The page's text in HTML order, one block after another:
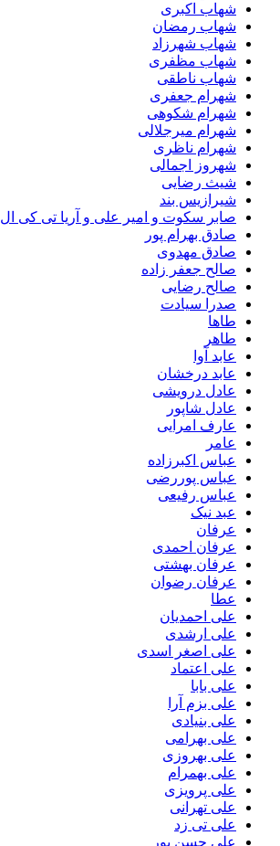
شهاب اکبری
شهاب رمضان
شهاب شهرزاد
شهاب مظفری
شهاب ناطقی
شهرام جعفری
شهرام شکوهی
شهرام میرجلالی
شهرام ناظری
شهروز اجمالی
شیث رضایی
شیرازیس بند
صابر سکوت و امیر علی و آریا تی کی ال
صادق بهرام پور
صادق مهدوی
صالح جعفر زاده
صالح رضایی
صدرا سیادت
طاها
طاهر
عابد آوا
عابد درخشان
عادل درویشی
عادل شاپور
عارف امرایی
عامر
عباس اکبرزاده
عباس پوررضی
عباس رفیعی
عبد نیک
عرفان
عرفان احمدی
عرفان بهشتی
عرفان رضوان
عطا
علی احمدیان
علی ارشدی
علی اصغر اسدی
علی اعتماد
علی بابا
علی بزم آرا
علی بنیادی
علی بهرامی
علی بهروزی
علی بهمرام
علی پرویزی
علی تهرانی
علی تی زد
علی حسن پور